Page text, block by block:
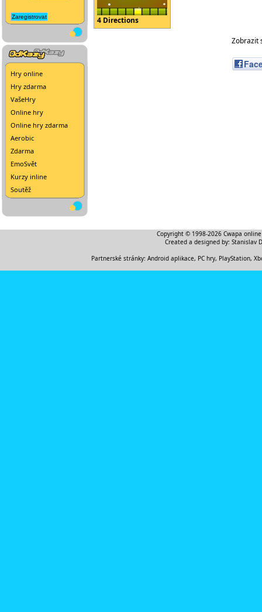
Hry online
Hry zdarma
VašeHry
Online hry
Online hry zdarma
Aerobic
Zdarma
EmoSvět
Kurzy inline
Soutěž
4 Directions
Zobrazit
Copyright © 1998-2026 Cwapa
Created a designed by: Stanislav
Partnerské stránky: Android aplikace, PC hry, PlayStation,